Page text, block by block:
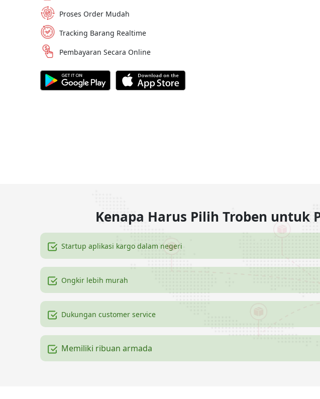
Proses Order Mudah
Tracking Barang Realtime
Pembayaran Secara Online
Kenapa Harus Pilih Troben untuk
Startup aplikasi kargo dalam negeri
Ongkir lebih murah
Dukungan customer service
Memiliki ribuan armada